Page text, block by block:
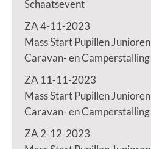
Schaatsevent
ZA 4-11-2023
Mass Start Pupillen
Caravan- en
ZA 11-11-2023
Mass Start Pupillen
Caravan- en
ZA 2-12-2023